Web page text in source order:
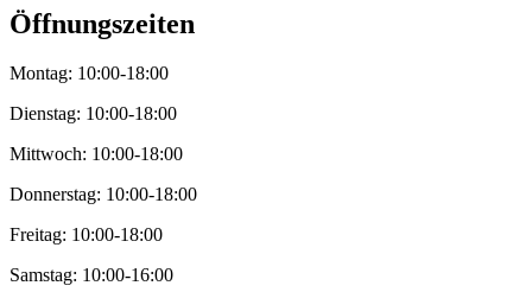
Öffnungszeiten
Montag: 10:00-18:00
Dienstag: 10:00-18:00
Mittwoch: 10:00-18:00
Donnerstag: 10:00-18:00
Freitag: 10:00-18:00
Samstag: 10:00-16:00